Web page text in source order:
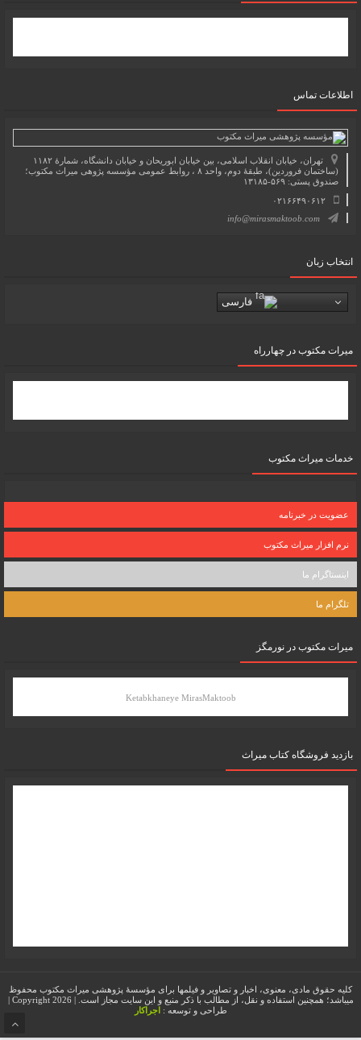
اطلاعات تماس
تهران، خیابان انقلاب اسلامی، بین خیابان ابوریحان و خیابان دانشگاه، شمارۀ ۱۱۸۲
(ساختمان فروردین)، طبقۀ دوم، واحد ۸ ، روابط عمومی مؤسسه پژوهی میراث مکتوب؛
صندوق پستی: ۵۶۹-۱۳۱۸۵
۰۲۱۶۶۴۹۰۶۱۲
info@mirasmaktoob.com
انتخاب زبان
فارسی
میرات مکتوب در چهارراه
خدمات میراث مکتوب
عضویت در خبرنامه
نرم افزار میراث مکتوب
اینستاگرام ما
تلگرام ما
میرات مکتوب در نورمگز
Ketabkhaneye MirasMaktoob
بازدید فروشگاه کتاب میراث
کلیه حقوق مادی، معنوی، اخبار و تصاویر و فیلمها برای مؤسسۀ پژوهشی میراث مکتوب محفوظ
میباشد؛ همچنین استفاده و نقل، از مطالب با ذکر منبع و این سایت مجاز است. | Copyright 2026 |
طراحی و توسعه : اجراکار